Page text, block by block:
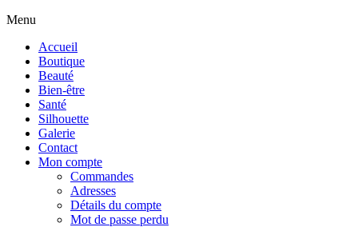
Menu
Accueil
Boutique
Beauté
Bien-être
Santé
Silhouette
Galerie
Contact
Mon compte
Commandes
Adresses
Détails du compte
Mot de passe perdu